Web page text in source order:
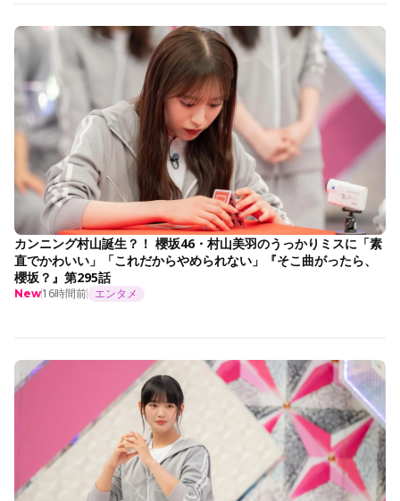
カンニング村山誕生？！ 櫻坂46・村山美羽のうっかりミスに「素
直でかわいい」「これだからやめられない」『そこ曲がったら、
櫻坂？』第295話
New16時間前 エンタメ